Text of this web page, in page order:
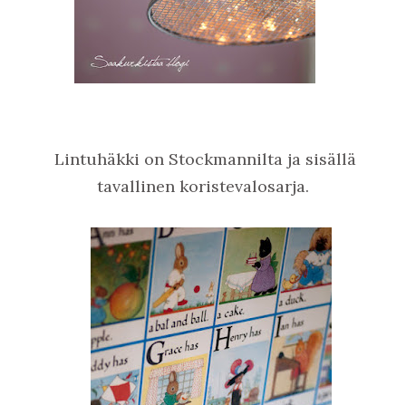
Lintuhäkki on Stockmannilta ja sisällä
tavallinen koristevalosarja.